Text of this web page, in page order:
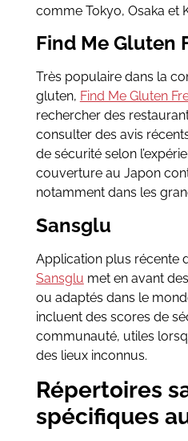
comme Tokyo, Osaka et
Find Me Gluten
Très populaire dans la
gluten, Find Me Gluten
rechercher des
consulter des avis
de sécurité selon
couverture au Japon
notamment dans les
Sansglu
Application plus récente
Sansglu met en avant
ou adaptés dans le
incluent des scores de
communauté, utiles
des lieux inconnus.
Répertoires
spécifiques